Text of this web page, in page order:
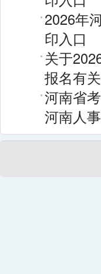
2026年
印入口
关于
报名有
河南省
河南人